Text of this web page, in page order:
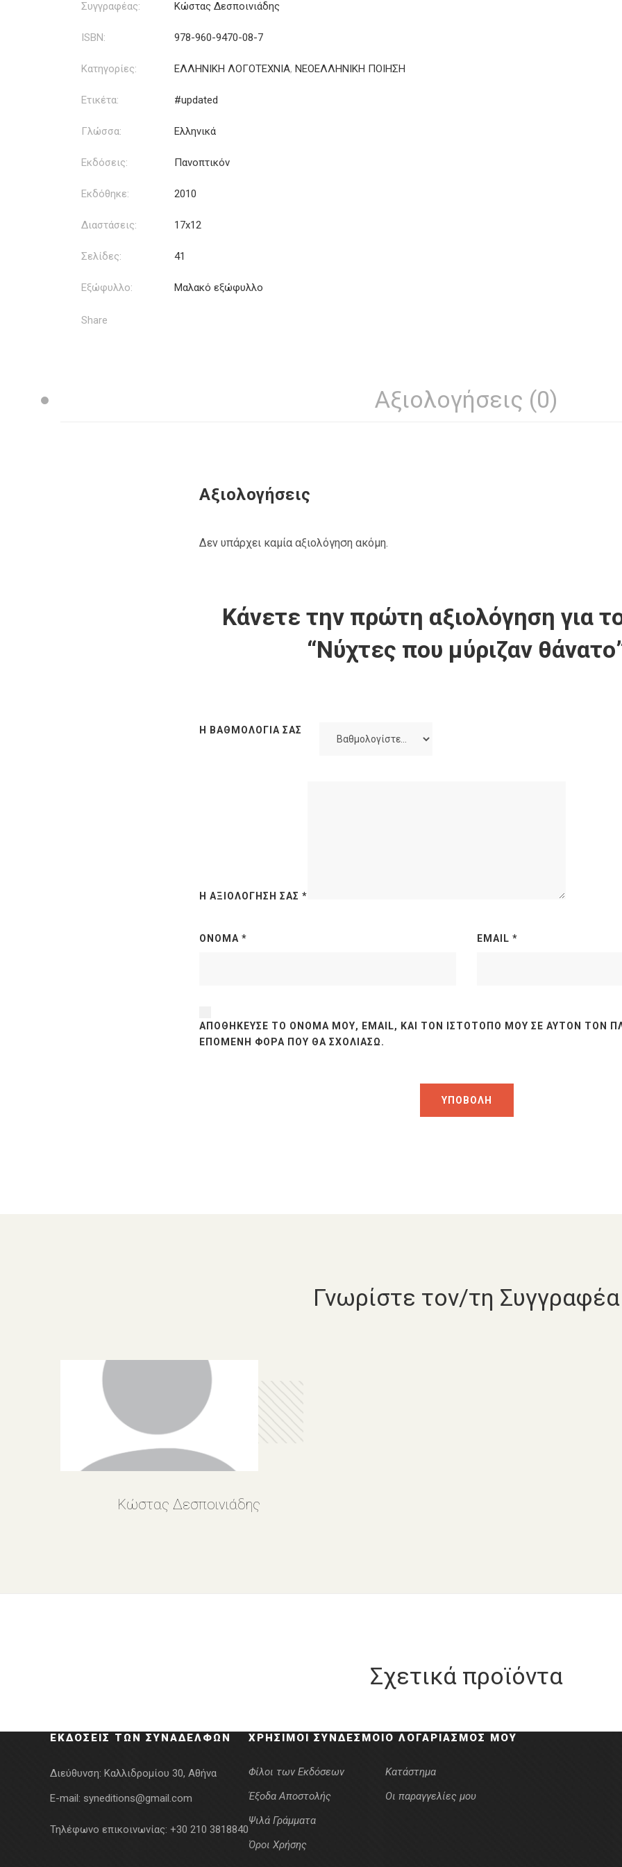
Συγγραφέας: Κώστας Δεσποινιάδης
ISBN: 978-960-9470-08-7
Κατηγορίες: ΕΛΛΗΝΙΚΗ ΛΟΓΟΤΕΧΝΙΑ, ΝΕΟΕΛΛΗΝΙΚΗ ΠΟΙΗΣΗ
Ετικέτα: #updated
Γλώσσα: Ελληνικά
Εκδόσεις: Πανοπτικόν
Εκδόθηκε: 2010
Διαστάσεις: 17x12
Σελίδες: 41
Εξώφυλλο: Μαλακό εξώφυλλο
Share
Αξιολογήσεις (0)
Αξιολογήσεις
Δεν υπάρχει καμία αξιολόγηση ακόμη.
Κάνετε την πρώτη αξιολόγηση για
“Νύχτες που μύριζαν
Η ΒΑΘΜΟΛΟΓΊΑ ΣΑΣ
Η ΑΞΙΟΛΌΓΗΣΉ ΣΑΣ *
ΌΝΟΜΑ * EMAIL *
ΑΠΟΘΉΚΕΥΣΕ ΤΟ ΌΝΟΜΆ ΜΟΥ, EMAIL, ΚΑΙ ΤΟΝ ΙΣΤΌΤΟΠΟ ΜΟΥ ΣΕ ΑΥΤΌΝ ΤΟΝ
ΕΠΌΜΕΝΗ ΦΟΡΆ ΠΟΥ ΘΑ ΣΧΟΛΙΆΣΩ.
Γνωρίστε τον/τη Συγγραφέα
Κώστας Δεσποινιάδης
Σχετικά προϊόντα
ΕΚΔΌΣΕΙΣ ΤΩΝ ΣΥΝΑΔΈΛΦΩΝ
Διεύθυνση: Καλλιδρομίου 30, Αθήνα
E-mail: syneditions@gmail.com
Τηλέφωνο επικοινωνίας: +30 210 3818840
ΧΡΉΣΙΜΟΙ ΣΎΝΔΕΣΜΟΙ
Φίλοι των Εκδόσεων
Έξοδα Αποστολής
Ψιλά Γράμματα
Όροι Χρήσης
Ο ΛΟΓΑΡΙΑΣΜΌΣ ΜΟΥ
Κατάστημα
Οι παραγγελίες μου